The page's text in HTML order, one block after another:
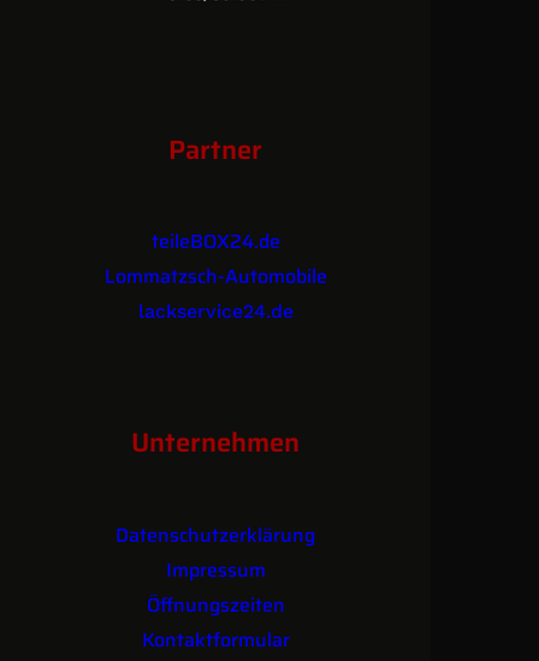
Partner
teileBOX24.de
Lommatzsch-Automobile
lackservice24.de
Unternehmen
Datenschutzerklärung
Impressum
Öffnungszeiten
Kontaktformular